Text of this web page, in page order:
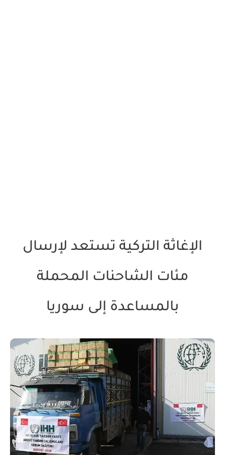
الإغاثة التركية تستعد لإرسال
مئات الشاحنات المحملة
بالمساعدة إلى سوريا